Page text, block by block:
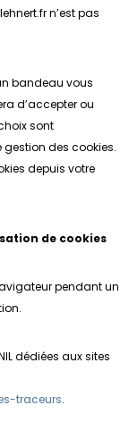
n’est pas
bandeau vous
d’accepter ou
sont
des cookies.
depuis votre
de cookies
pendant un
dédiées aux sites
traceurs.